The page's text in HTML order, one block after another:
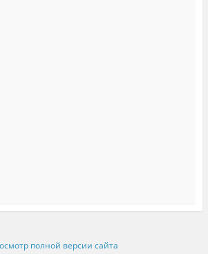
полной версии сайта